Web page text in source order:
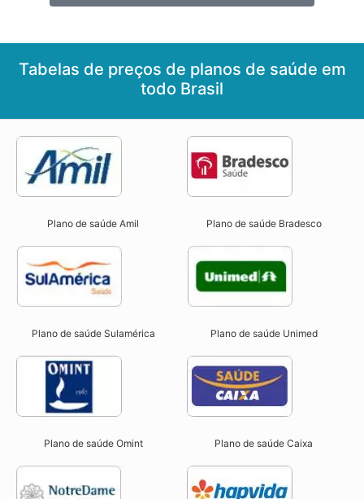
Tabelas de preços de planos de saúde em
todo Brasil
Plano de saúde Amil Plano de saúde Bradesco
Plano de saúde Sulamérica Plano de saúde Unimed
Plano de saúde Omint Plano de saúde Caixa